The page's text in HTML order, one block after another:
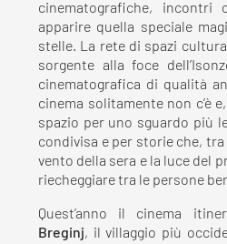
cinematografiche,
apparire quella speciale
stelle. La rete di spazi
sorgente alla foce
cinematografica di qualità
cinema solitamente non c’è
spazio per uno sguardo più
condivisa e per storie che,
vento della sera e la luce del
riecheggiare tra le persone
Quest’anno il cinema
Breginj, il villaggio più